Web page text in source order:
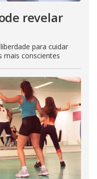
revelar
para cuidar
mais conscientes